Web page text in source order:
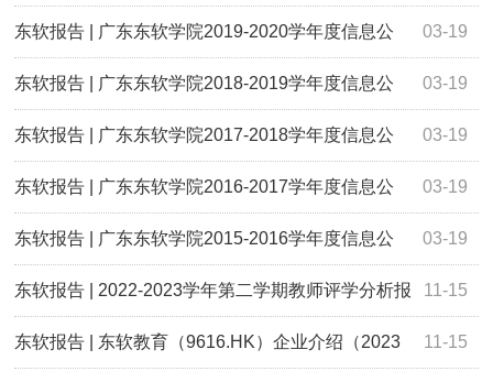
开年度报告 03-19
东软报告 | 广东东软学院2019-2020学年度信息公
开年度报告 03-19
东软报告 | 广东东软学院2018-2019学年度信息公
开年度报告 03-19
东软报告 | 广东东软学院2017-2018学年度信息公
开年度报告 03-19
东软报告 | 广东东软学院2016-2017学年度信息公
开年度报告 03-19
东软报告 | 广东东软学院2015-2016学年度信息公
开年度报告 11-15
东软报告 | 2022-2023学年第二学期教师评学分析报
告 11-15
东软报告 | 东软教育（9616.HK）企业介绍（2023